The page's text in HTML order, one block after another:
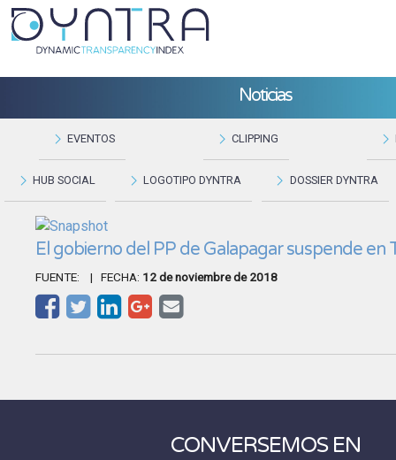
Noticias
EVENTOS CLIPPING
HUB SOCIAL LOGOTIPO DYNTRA DOSSIER DYNTRA
El gobierno del PP de Galapagar suspende en
FUENTE: | FECHA: 12 de noviembre de 2018
CONVERSEMOS EN